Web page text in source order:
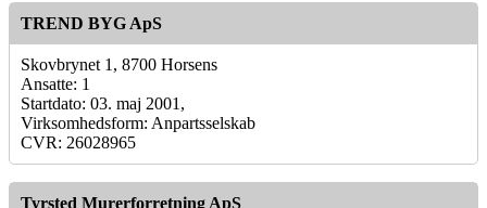
TREND BYG ApS
Skovbrynet 1, 8700 Horsens
Ansatte: 1
Startdato: 03. maj 2001,
Virksomhedsform: Anpartsselskab
CVR: 26028965
Tyrsted Murerforretning ApS